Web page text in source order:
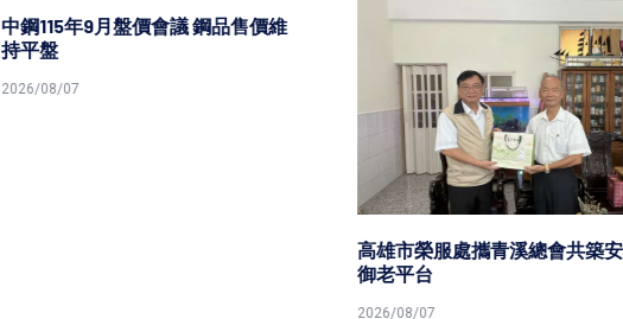
中鋼115年9月盤價會議 鋼品售價維
持平盤
2026/08/07
高雄市榮服處攜青溪總會共築
御老平台
2026/08/07